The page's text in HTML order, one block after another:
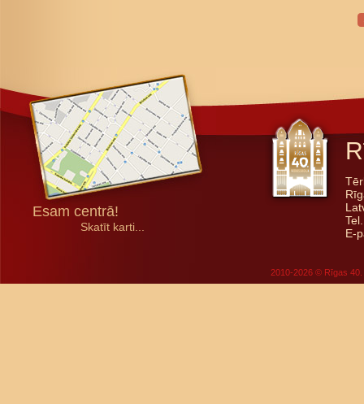
Esam centrā!
Skatīt karti...
E-
2010-2026 © Rīgas